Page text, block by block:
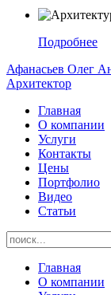
Подробнее
Афанасьев Олег
Архитектор
Главная
О компании
Услуги
Контакты
Цены
Портфолио
Видео
Статьи
Главная
О компании